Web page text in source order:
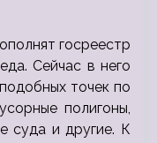
госреестр
Сейчас в него
точек по
полигоны,
суда и другие. К